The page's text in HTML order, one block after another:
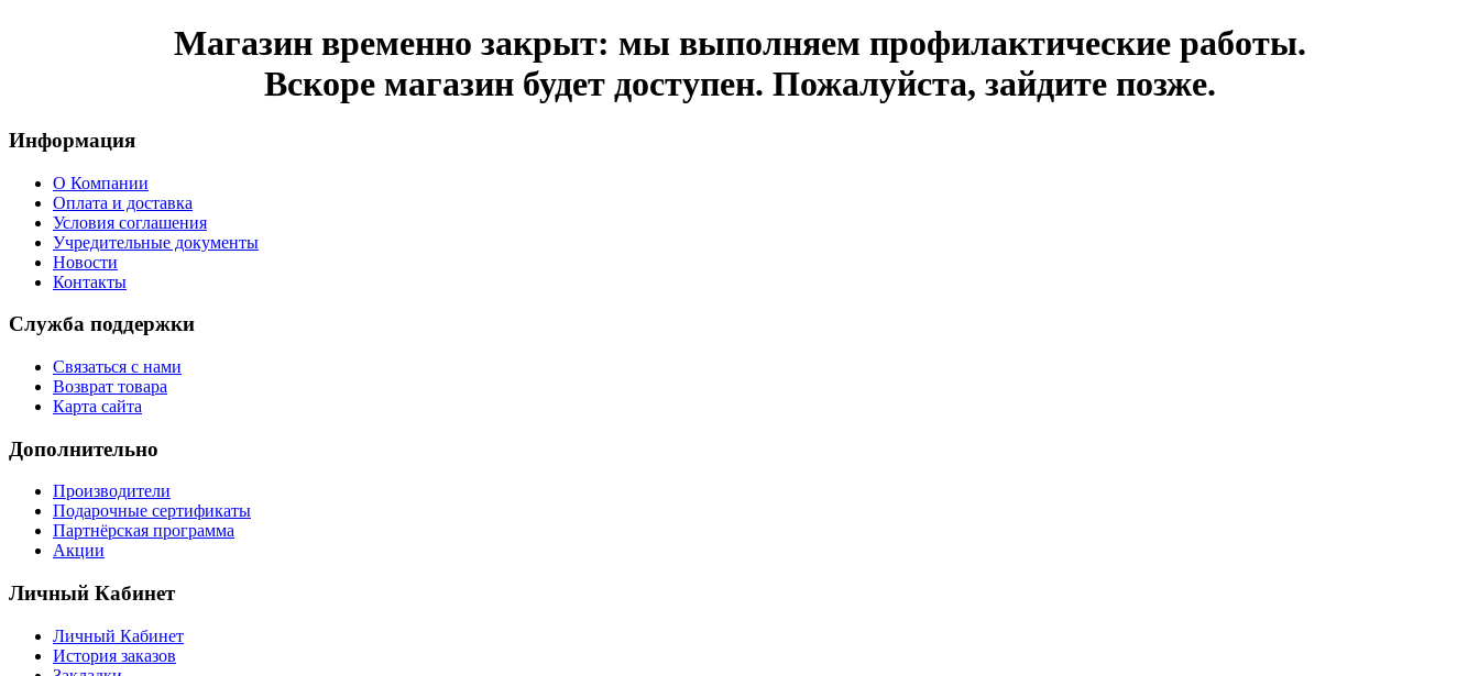
Магазин временно закрыт: мы выполняем профилактические работы.
Вскоре магазин будет доступен. Пожалуйста, зайдите позже.
Информация
О Компании
Оплата и доставка
Условия соглашения
Учредительные документы
Новости
Контакты
Служба поддержки
Связаться с нами
Возврат товара
Карта сайта
Дополнительно
Производители
Подарочные сертификаты
Партнёрская программа
Акции
Личный Кабинет
Личный Кабинет
История заказов